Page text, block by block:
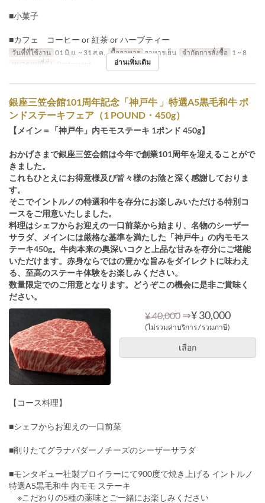
■小菓子
■カフェ コーヒー or 紅茶 or ハーブティー
วันที่ที่ใช้งาน 01 มิ.ย. ~ 31 ส.ค. มื้ออาหาร อาหารเย็น จำกัดการสั่งซื้อ 1 ~ 8
หมวดหมู่ที่นั่ง
Restaurant อ่านเพิ่มเติม
銀座三笠会館101周年記念「神戸牛 」特選A5黒毛和牛 ポ
ンドステーキフェア（1 POUND・450g）
【メイン＝「神戸牛」内モモステーキ 1ポンド 450g】
おかげさまで銀座三笠会館は今年で創業101周年を迎えることがで
きました。
これもひとえにお得意様及び皆々様のお陰と深く感謝しておりま
す。
そこでイントルノの特選和牛を存分にお楽しみいただける特別コ
ースをご用意いたしました。
料理はシェフからお迎えの一口前菜から始まり、名物のシーザー
サラダ、メインには厳格な基準を満たした「神戸牛」の内モモス
テーキ450g。牛肉本来の奥深いコクと上品な甘みを存分にご堪能
いただけます。赤身ならではの豊かな旨みをダイレクトに味わえ
る、至高のステーキ体験をお楽しみください。
数量限定でのご用意となります。どうぞこの機会に是非ご賞味く
ださい。
¥ 40,000 ⇒¥ 30,000
(ไม่รวมค่าบริการ / รวมภาษี)
เลือก
【コース料理】
■シェフからお迎えの一口前菜
■削りたてグラナパダーノチーズのシーザーサラダ
■モンタギュー社製ブロイラーにて900度で焼き上げる イントルノ
特選A5黒毛和牛 内モモ ステーキ
※こだわりの5種の薬味とご一緒にお楽しみください